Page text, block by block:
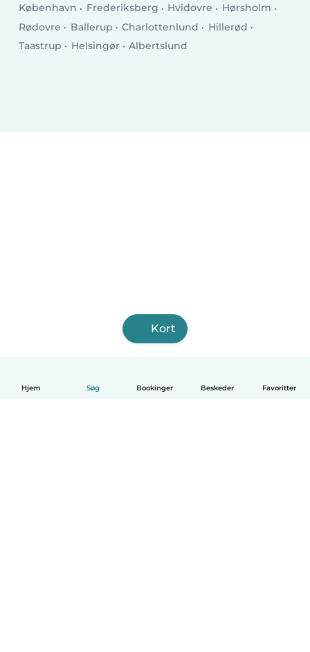
Hjem Søg Bookinger Beskeder Favoritter
København Frederiksberg Hvidovre
Hørsholm
Rødovre
Ballerup Charlottenlund
Hillerød
Taastrup
Helsingør Albertslund
Kort